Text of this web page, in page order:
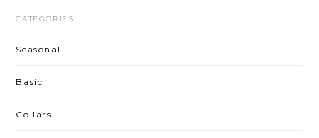
CATEGORIES
Seasonal
Basic
Collars